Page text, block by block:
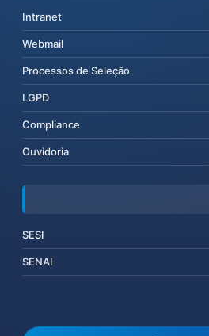
Intranet
Webmail
Processos de Seleção
LGPD
Compliance
Ouvidoria
SESI
SENAI